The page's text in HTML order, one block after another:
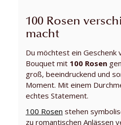
100 Rosen
macht
Du möchtest ein Geschenk
Bouquet mit 100 Rosen
groß, beeindruckend und
Moment. Mit einem
echtes Statement.
100 Rosen stehen
zu romantischen Anlässen